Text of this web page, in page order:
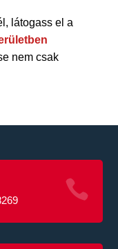
látogass el a
nem csak
